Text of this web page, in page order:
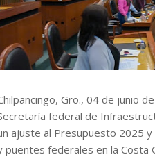
Gro., 04 de junio
federal de
ajuste al Presupuesto 2025
puentes federales en la Costa